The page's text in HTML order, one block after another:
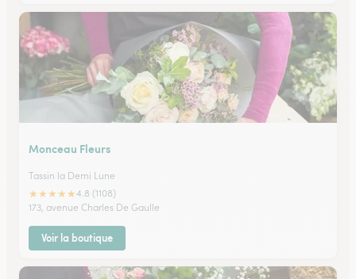
Monceau Fleurs
Tassin la Demi Lune
★★★★★4.8 (1108)
173, avenue Charles De Gaulle
Voir la boutique